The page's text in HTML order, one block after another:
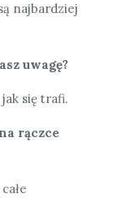
najbardziej
uwagę?
się trafi.
rączce